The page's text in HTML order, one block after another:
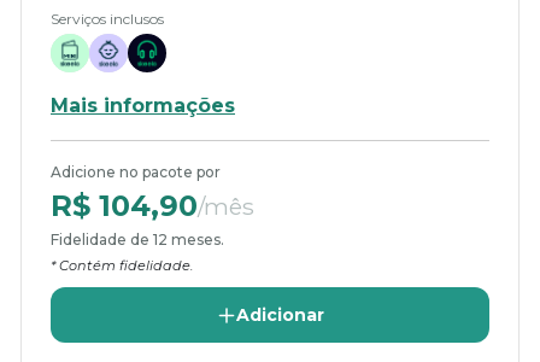
Serviços inclusos
Mais informações
Adicione no pacote por
R$ 104,90/mês
Fidelidade de 12 meses.
* Contém fidelidade.
Adicionar